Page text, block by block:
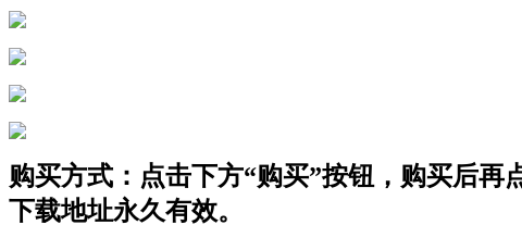
购买方式：点击下方“购买”按钮，购买后再
下载地址永久有效。